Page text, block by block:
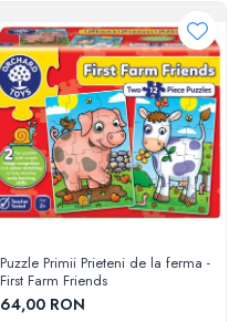
Puzzle Primii Prieteni de la ferma -
First Farm Friends
64,00 RON